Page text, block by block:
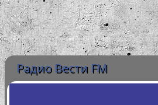
Радио Вести FM